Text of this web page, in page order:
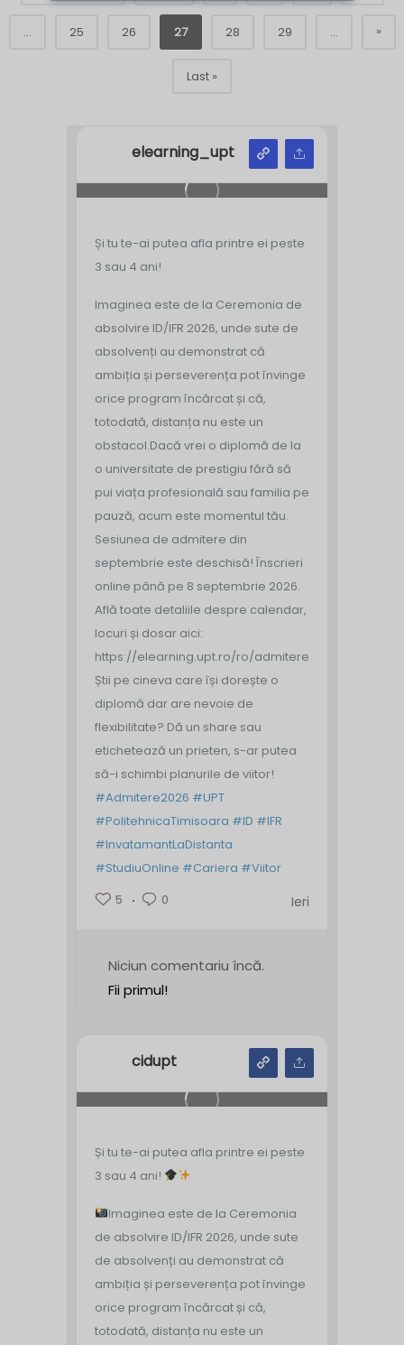
... 25 26 27 28 29 ... »
Last »
elearning_upt
Și tu te-ai putea afla printre ei peste
3 sau 4 ani!
Imaginea este de la Ceremonia de
absolvire ID/IFR 2026, unde sute de
absolvenți au demonstrat că
ambiția și perseverența pot învinge
orice program încărcat și că,
totodată, distanța nu este un
obstacol.Dacă vrei o diplomă de la
o universitate de prestigiu fără să
pui viața profesională sau familia pe
pauză, acum este momentul tău.
Sesiunea de admitere din
septembrie este deschisă! Înscrieri
online până pe 8 septembrie 2026.
Află toate detaliile despre calendar,
locuri și dosar aici:
https://elearning.upt.ro/ro/admitere/
Știi pe cineva care își dorește o
diplomă dar are nevoie de
flexibilitate? Dă un share sau
etichetează un prieten, s-ar putea
să-i schimbi planurile de viitor!
#Admitere2026 #UPT
#PolitehnicaTimisoara #ID #IFR
#InvatamantLaDistanta
#StudiuOnline #Cariera #Viitor
5
0 Ieri
Niciun comentariu încă.
Fii primul!
cidupt
Și tu te-ai putea afla printre ei peste
3 sau 4 ani!
Imaginea este de la Ceremonia
de absolvire ID/IFR 2026, unde sute
de absolvenți au demonstrat că
ambiția și perseverența pot învinge
orice program încărcat și că,
totodată, distanța nu este un